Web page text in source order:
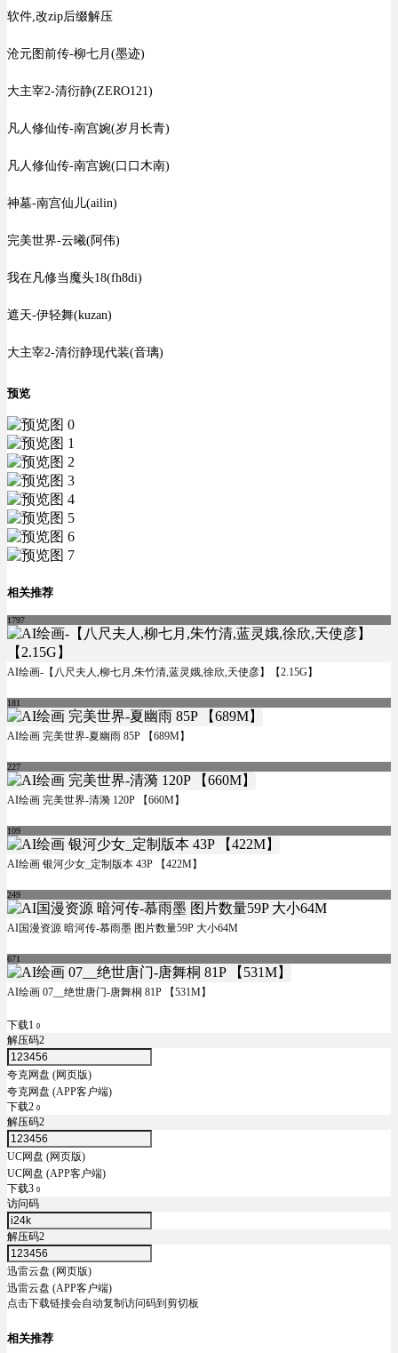
软件,改zip后缀解压
沧元图前传-柳七月(墨迹)
大主宰2-清衍静(ZERO121)
凡人修仙传-南宫婉(岁月长青)
凡人修仙传-南宫婉(口口木南)
神墓-南宫仙儿(ailin)
完美世界-云曦(阿伟)
我在凡修当魔头18(fh8di)
遮天-伊轻舞(kuzan)
大主宰2-清衍静现代装(音璃)
预览
相关推荐
1797
AI绘画-【八尺夫人,柳七月,朱竹清,蓝灵娥,徐欣,天使彦】【2.15G】
181
AI绘画 完美世界-夏幽雨 85P 【689M】
227
AI绘画 完美世界-清漪 120P 【660M】
109
AI绘画 银河少女_定制版本 43P 【422M】
249
AI国漫资源 暗河传-慕雨墨 图片数量59P 大小64M
671
AI绘画 07__绝世唐门-唐舞桐 81P 【531M】
下载1 0
解压码2
夸克网盘 (网页版)
夸克网盘 (APP客户端)
下载2 0
解压码2
UC网盘 (网页版)
UC网盘 (APP客户端)
下载3 0
访问码
解压码2
迅雷云盘 (网页版)
迅雷云盘 (APP客户端)
点击下载链接会自动复制访问码到剪切板
相关推荐